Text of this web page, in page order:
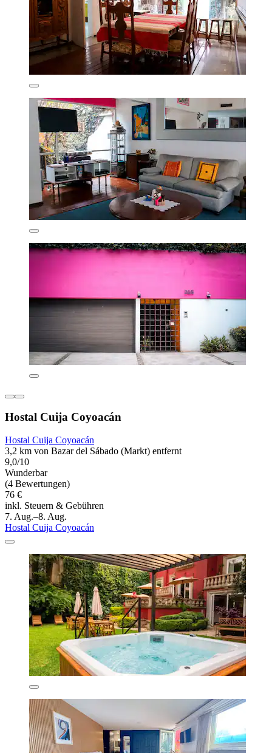
Hostal Cuija Coyoacán
Hostal Cuija Coyoacán
3,2 km von Bazar del Sábado (Markt) entfernt
9,0/10
Wunderbar
(4 Bewertungen)
76 €
inkl. Steuern & Gebühren
7. Aug.–8. Aug.
Hostal Cuija Coyoacán